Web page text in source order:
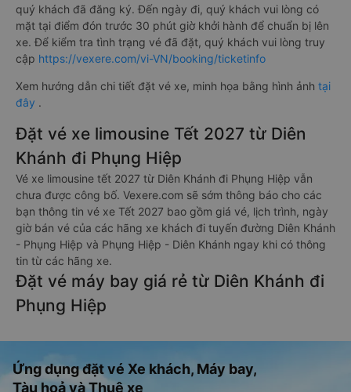
quý khách đã đăng ký. Đến ngày đi, quý khách vui lòng có
mặt tại điểm đón trước 30 phút giờ khởi hành để chuẩn bị lên
xe. Để kiểm tra tình trạng vé đã đặt, quý khách vui lòng truy
cập https://vexere.com/vi-VN/booking/ticketinfo
Xem hướng dẫn chi tiết đặt vé xe, minh họa bằng hình ảnh tại
đây .
Đặt vé xe limousine Tết 2027 từ Diên
Khánh đi Phụng Hiệp
Vé xe limousine tết 2027 từ Diên Khánh đi Phụng Hiệp vẫn
chưa được công bố. Vexere.com sẽ sớm thông báo cho các
bạn thông tin vé xe Tết 2027 bao gồm giá vé, lịch trình, ngày
giờ bán vé của các hãng xe khách đi tuyến đường Diên Khánh
- Phụng Hiệp và Phụng Hiệp - Diên Khánh ngay khi có thông
tin từ các hãng xe.
Đặt vé máy bay giá rẻ từ Diên Khánh đi
Phụng Hiệp
Ứng dụng đặt vé Xe khách, Máy bay,
Tàu hoả và Thuê xe